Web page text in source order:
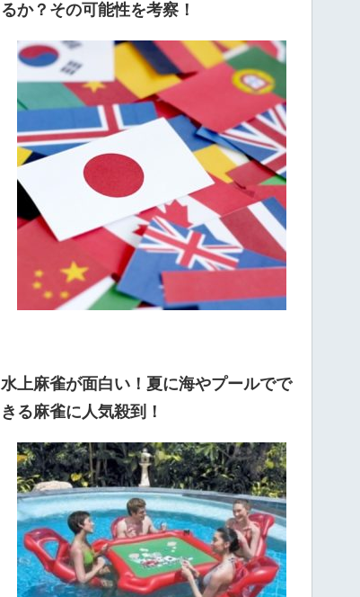
るか？その可能性を考察！
水上麻雀が面白い！夏に海やプールでで
きる麻雀に人気殺到！